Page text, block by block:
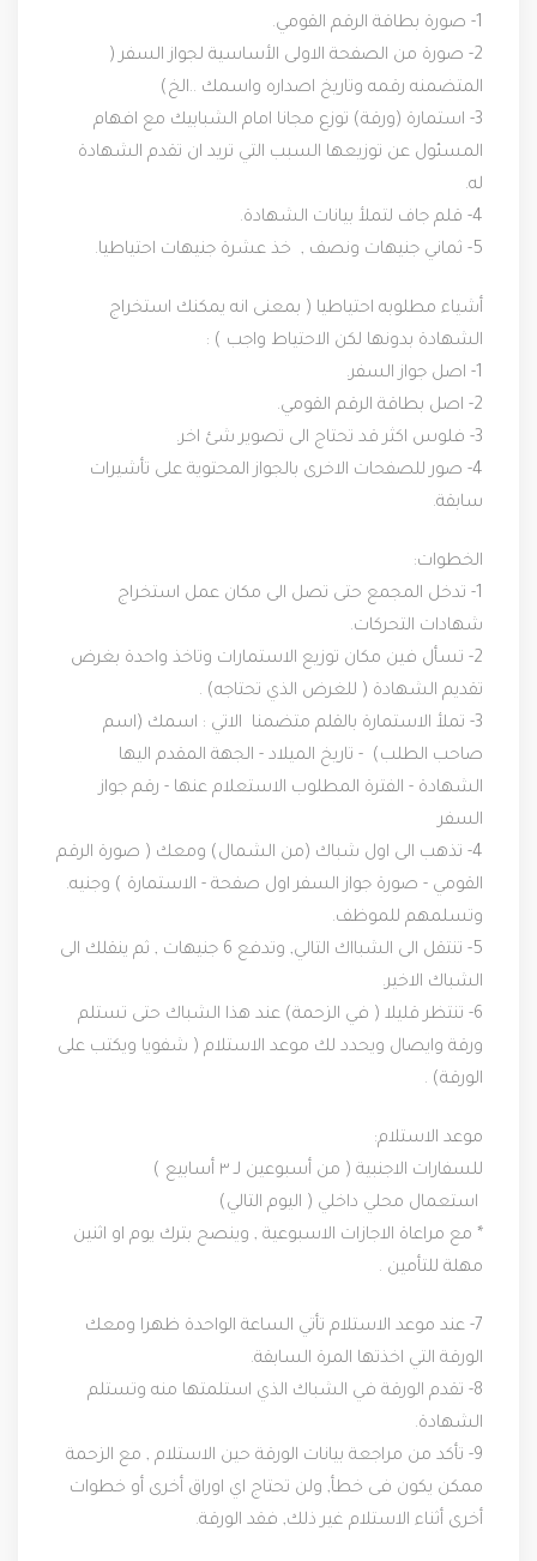
1- صورة بطاقة الرقم القومي.
2- صورة من الصفحة الاولى الأساسية لجواز السفر (
المتضمنه رقمه وتاريخ اصداره واسمك ..الخ)
3- استمارة (ورقة) توزع مجانا امام الشبابيك مع افهام
المسئول عن توزيعها السبب التي تريد ان تقدم الشهادة
له.
4- قلم جاف لتملأ بيانات الشهادة.
5- ثماني جنيهات ونصف , خذ عشرة جنيهات احتياطيا.
أشياء مطلوبه احتياطيا ( بمعنى انه يمكنك استخراج
الشهادة بدونها لكن الاحتياط واجب ) :
1- اصل جواز السفر.
2- اصل بطاقة الرقم القومي.
3- فلوس اكثر قد تحتاج الى تصوير شئ اخر.
4- صور للصفحات الاخرى بالجواز المحتوية على تأشيرات
سابقة.
الخطوات:
1- تدخل المجمع حتى تصل الى مكان عمل استخراج
شهادات التحركات.
2- تسأل فين مكان توزيع الاستمارات وتاخذ واحدة بغرض
تقديم الشهادة ( للغرض الذي تحتاجه) .
3- تملأ الاستمارة بالقلم متضمنا الاتي : اسمك (اسم
صاحب الطلب) - تاريخ الميلاد - الجهة المقدم اليها
الشهادة - الفترة المطلوب الاستعلام عنها - رقم جواز
السفر
4- تذهب الى اول شباك (من الشمال) ومعك ( صورة الرقم
القومي - صورة جواز السفر اول صفحة - الاستمارة ) وجنيه.
وتسلمهم للموظف.
5- تنتقل الى الشبااك التالي, وتدفع 6 جنيهات , ثم ينقلك الى
الشباك الاخير.
6- تنتظر قليلا ( في الزحمة) عند هذا الشباك حتى تستلم
ورقة وايصال ويحدد لك موعد الاستلام ( شفويا ويكتب على
الورقة) .
موعد الاستلام:
للسفارات الاجنبية ( من أسبوعين لـ ٣ أسابيع )
استعمال محلي داخلي ( اليوم التالي)
* مع مراعاة الاجازات الاسبوعية , وينصح بترك يوم او اثنين
مهلة للتأمين .
7- عند موعد الاستلام تأتي الساعة الواحدة ظهرا ومعك
الورقة التي اخذتها المرة السابقة.
8- تقدم الورقة في الشباك الذي استلمتها منه وتستلم
الشهادة.
9- تأكد من مراجعة بيانات الورقة حين الاستلام , مع الزحمة
ممكن يكون فى خطأ, ولن تحتاج اي اوراق أخرى أو خطوات
أخرى أثناء الاستلام غير ذلك, فقد الورقة.